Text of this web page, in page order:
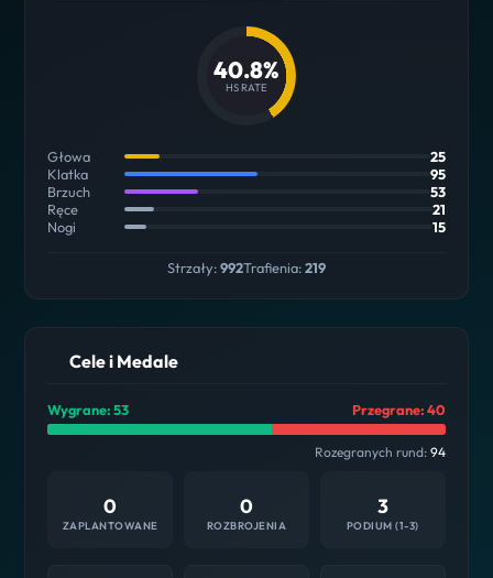
40.8%
HS RATE
Głowa
25
Klatka
95
Brzuch
53
Ręce
21
Nogi
15
Strzały:992Trafienia:219
Cele i Medale
Wygrane: 53 Przegrane: 40
Rozegranych rund: 94
0
ZAPLANTOWANE
0
ROZBROJENIA
3
PODIUM (1-3)